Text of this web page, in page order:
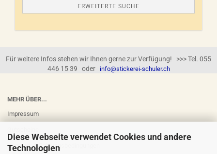
Diese Webseite verwendet Cookies und andere
Technologien
ERWEITERTE SUCHE
Für weitere Infos stehen wir Ihnen gerne zur Verfügung! >>> Tel. 055
446 15 39 oder
info@stickerei-schuler.ch
MEHR ÜBER...
Impressum
Versand- & Zahlungsbedingungen